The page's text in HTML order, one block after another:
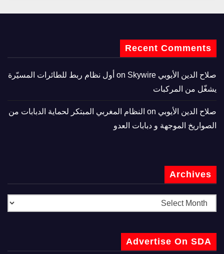
Recent Comments
صلاح الدين الأيوبي
Skywire أول نظام ربط للطائرات المسيّرة
يشغّل من المركبات
صلاح الدين الأيوبي
النظام المغربي المبتكر لحماية الدبابات من
الصواريخ الموجهة و دبابات العدو
Archives
Advertise On SDA